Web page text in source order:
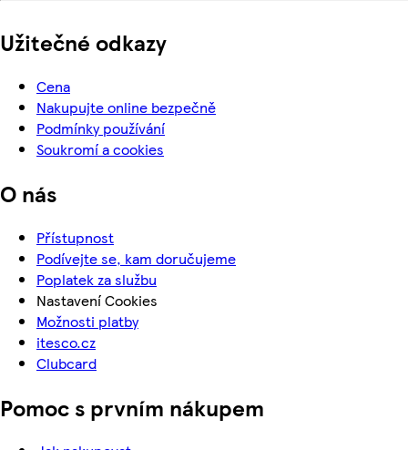
Užitečné odkazy
Cena
Nakupujte online bezpečně
Podmínky používání
Soukromí a cookies
O nás
Přístupnost
Podívejte se, kam doručujeme
Poplatek za službu
Nastavení Cookies
Možnosti platby
itesco.cz
Clubcard
Pomoc s prvním nákupem